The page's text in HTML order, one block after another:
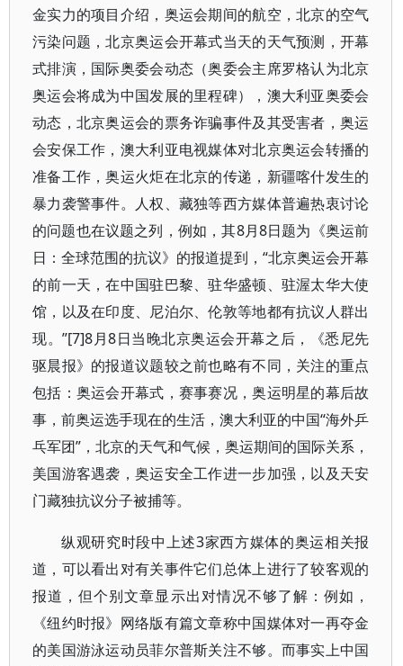
金实力的项目介绍，奥运会期间的航空，北京的空气
污染问题，北京奥运会开幕式当天的天气预测，开幕
式排演，国际奥委会动态（奥委会主席罗格认为北京
奥运会将成为中国发展的里程碑），澳大利亚奥委会
动态，北京奥运会的票务诈骗事件及其受害者，奥运
会安保工作，澳大利亚电视媒体对北京奥运会转播的
准备工作，奥运火炬在北京的传递，新疆喀什发生的
暴力袭警事件。人权、藏独等西方媒体普遍热衷讨论
的问题也在议题之列，例如，其8月8日题为《奥运前
日：全球范围的抗议》的报道提到，“北京奥运会开幕
的前一天，在中国驻巴黎、驻华盛顿、驻渥太华大使
馆，以及在印度、尼泊尔、伦敦等地都有抗议人群出
现。”[7]8月8日当晚北京奥运会开幕之后，《悉尼先
驱晨报》的报道议题较之前也略有不同，关注的重点
包括：奥运会开幕式，赛事赛况，奥运明星的幕后故
事，前奥运选手现在的生活，澳大利亚的中国“海外乒
乓军团”，北京的天气和气候，奥运期间的国际关系，
美国游客遇袭，奥运安全工作进一步加强，以及天安
门藏独抗议分子被捕等。
纵观研究时段中上述3家西方媒体的奥运相关报
道，可以看出对有关事件它们总体上进行了较客观的
报道，但个别文章显示出对情况不够了解：例如，
《纽约时报》网络版有篇文章称中国媒体对一再夺金
的美国游泳运动员菲尔普斯关注不够。而事实上中国